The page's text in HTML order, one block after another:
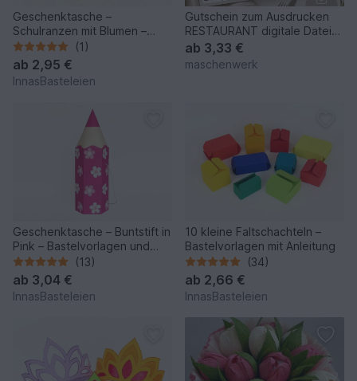
Geschenktasche –
Schulranzen mit Blumen –
Bastelanleitung und Vorlagen
(1)
ab 2,95 €
InnasBasteleien
Gutschein zum Ausdrucken
RESTAURANT digitale Datei
DOWNLOAD Gutschein
ab 3,33 €
maschenwerk
Geschenktasche – Buntstift in
Pink – Bastelvorlagen und
Anleitung
(13)
ab 3,04 €
InnasBasteleien
10 kleine Faltschachteln –
Bastelvorlagen mit Anleitung
(34)
ab 2,66 €
InnasBasteleien